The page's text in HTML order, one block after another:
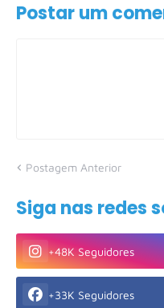
Postar um
Postagem Anterior
Siga nas redes
+48K Seguidores
+33K Seguidores